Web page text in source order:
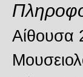
Αίθουσα